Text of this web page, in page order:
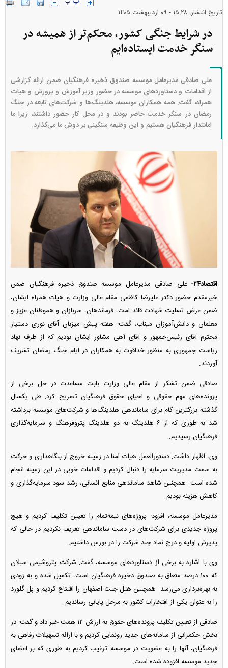
تاریخ انتشار: ۱۵:۲۸ - ۰۹ ارديبهشت ۱۴۰۵
در شرایط جنگی کشور، محکم‌تر از همیشه در
سنگر خدمت ایستاده‌ایم
علی صادقی مدیرعامل موسسه صندوق ذخیره فرهنگیان ضمن ارائه گزارشی
از اقدامات و دستاورد‌های موسسه در حضور وزیر آموزش و پرورش و هیات
همراه، گفت: همه همکاران موسسه، هلدینگ‌ها و شرکت‌های تابعه در جنگ
رمضان در سنگر خدمت حاضر بودند و در محل کار حضور داشتند، زیرا ما
امانتدار فرهنگیان هستیم و این وظیفه سنگینی بر دوش ما می‌گذارد.
اقتصاد۲۴-
علی صادقی مدیرعامل موسسه صندوق ذخیره فرهنگیان ضمن
خیرمقدم حضور دکتر علیرضا کاظمی مقام عالی وزارت و هیات همراه ایشان،
ضمن عرض تسلیت شهادت قائد امت، فرماندهان، سربازان و هموطنان عزیز و
معلمان و دانش‌آموزان میناب، گفت: هفته پیش میزبان آقای نوری دستیار
محترم آقای رئیس‌جمهور و آقای آهی مشاور ایشان بودیم که از طرف نهاد
ریاست جمهوری به منظور خداقوت به همکاران در ایام جنگ رمضان تشریف
آوردند.
صادقی ضمن تشکر از مقام عالی وزارت بابت مساعدت در حل برخی از
پرونده‌های مهم حقوقی و احیای حقوق فرهنگیان تصریح کرد: طی یکسال
گذشته بزرگترین گام برای ساماندهی هلدینگ‌ها و شرکت‌های موسسه برداشته
شد به طوری که از ۶ هلدینگ به دو هلدینگ پتروفرهنگ و سرمایه‌گذاری
فرهنگیان رسیدیم.
وی، اظهار داشت: دستورالعمل هیات امنا در زمینه خروج از بنگاهداری و حرکت
به سمت مدیریت سرمایه را دنبال کردیم و اقدامات خوبی در این زمینه انجام
شده است. همچنین شاهد ساماندهی منابع انسانی، رشد سود سرمایه‌گذاری و
کاهش هزینه بودیم.
مدیرعامل موسسه، افزود: پروژه‌های نیمه‌تمام را تعیین تکلیف کردیم و هیچ
پروژه جدیدی برای شرکت‌های در دست ساماندهی تعریف نکردیم در حالی که
پذیرش اولیه و درج نماد چند شرکت را در بورس داشتیم.
وی با اشاره به برخی از دستاورد‌های موسسه، گفت: شرکت پتروشیمی سبلان
که ۱۰۰ درصد متعلق به صندوق ذخیره فرهنگیان است، تکمیل شده و به زودی
به بهره‌برداری می‌رسد. همچنین هتل جنت اصفهان را افتتاح کردیم و پل گلورد
را به عنوان یکی از افتخارات کشور به مرحل پایانی رساندیم.
صادقی از تعیین تکلیف پرونده‌های حقوق به ارزش ۱۲ همت خبر داد و گفت: در
بخش حکمرانی از سامانه‌های جدید رونمایی کردیم و با ارائه تسهیلات رفاهی به
فرهنگیان، آنها را به عضویت در موسسه ترغیب کردیم به طوری که بر اعضای
جدید موسسه افزوده شده است.